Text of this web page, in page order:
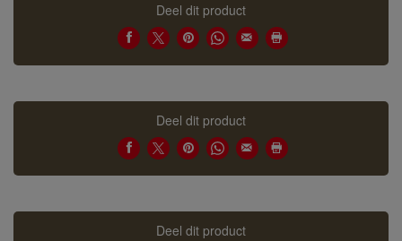
Deel dit product
Deel dit product
Deel dit product